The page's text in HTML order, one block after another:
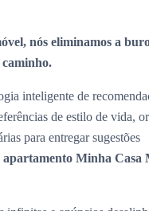
nós eliminamos a
caminho.
inteligente de
de estilo de vida,
para entregar sugestões
apartamento Minha Casa